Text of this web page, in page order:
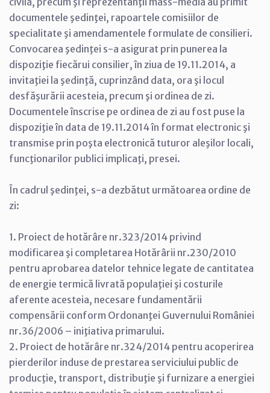
documentele şedinţei, rapoartele comisiilor de
specialitate şi amendamentele formulate de consilieri.
Convocarea şedinţei s-a asigurat prin punerea la
dispoziţie fiecărui consilier, în ziua de 19.11.2014, a
invitaţiei la şedinţă, cuprinzând data, ora şi locul
desfăşurării acesteia, precum şi ordinea de zi.
Documentele înscrise pe ordinea de zi au fost puse la
dispoziţie în data de 19.11.2014 în format electronic şi
transmise prin poşta electronică tuturor aleşilor locali,
funcţionarilor publici implicaţi, presei.
În cadrul şedinţei, s-a dezbătut următoarea ordine de
zi:
1. Proiect de hotărâre nr.323/2014 privind
modificarea şi completarea Hotărârii nr.230/2010
pentru aprobarea datelor tehnice legate de cantitatea
de energie termică livrată populaţiei şi costurile
aferente acesteia, necesare fundamentării
compensării conform Ordonanţei Guvernului României
nr.36/2006 – iniţiativa primarului.
2. Proiect de hotărâre nr.324/2014 pentru acoperirea
pierderilor induse de prestarea serviciului public de
producţie, transport, distribuţie şi furnizare a energiei